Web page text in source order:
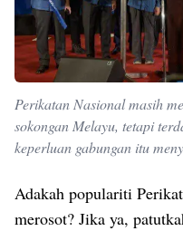
Perikatan Nasional masih
sokongan Melayu, tetapi
keperluan gabungan itu
Adakah populariti
merosot? Jika ya,